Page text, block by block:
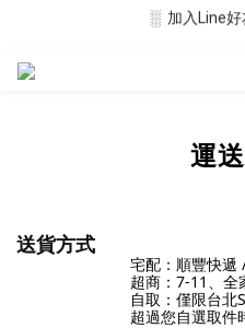
░  新會員
░  加入Line
運
送貨方式
宅配：順豐快遞
超商：7-11、全
自取：僅限台
超過您自選取件